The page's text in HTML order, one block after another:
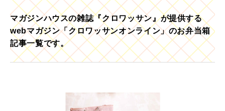
マガジンハウスの雑誌『クロワッサン』が提供する
webマガジン「クロワッサンオンライン」のお弁当箱
記事一覧です。